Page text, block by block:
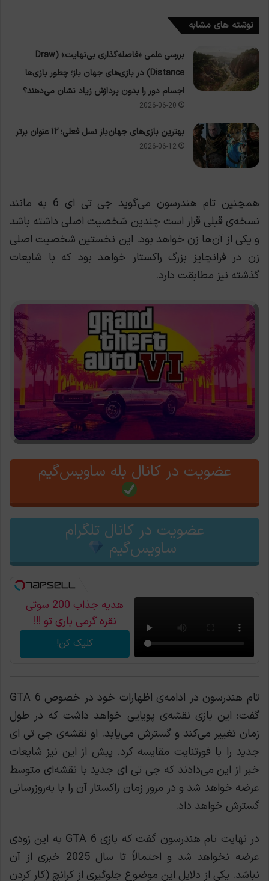
نوشته های مشابه
بررسی علمی «فاصله‌گذاری بی‌نهایت» (Draw
Distance) در بازی‌های جهان باز؛ چطور بازی‌ها
اجسام دور را بدون پردازش زیاد نشان می‌دهند؟
2026-06-20
بهترین بازی‌های جهان‌باز نسل فعلی؛ ۱۲ عنوان برتر
2026-06-12
همچنین تام هندرسون می‌گوید جی تی ای 6 به مانند
نسخه‌ی قبلی قرار است چندین شخصیت اصلی داشته باشد
و یکی از آن‌ها زن خواهد بود. این نخستین شخصیت‌ اصلی
زن در فرانچایز بزرگ راکستار خواهد بود که با شایعات
گذشته نیز مطابقت دارد.
عضویت در کانال بله ساویس‌گیم
عضویت در کانال تلگرام
ساویس‌گیم
هدیه جذاب 200 سوتی
نقره گرمی باری تو !!!
کلیک کن!
تام هندرسون در ادامه‌ی اظهارات خود در خصوص GTA 6
گفت: این بازی نقشه‌ی پویایی خواهد داشت که در طول
زمان تغییر می‌کند و گسترش می‌یابد. او نقشه‌ی جی تی ای
جدید را با فورتنایت مقایسه کرد. پبش از این نیز شایعات
خبر از این می‌دادند که جی تی ای جدید با نقشه‌ای متوسط
عرضه خواهد شد و در مرور زمان راکستار آن را با به‌روزرسانی
گسترش خواهد داد.
در نهایت تام هندرسون گفت که بازی GTA 6 به این زودی
عرضه نخواهد شد و احتمالاً تا سال 2025 خبری از آن
نباشد. یکی از دلایل این موضوع جلوگیری از کرانچ (کار کردن